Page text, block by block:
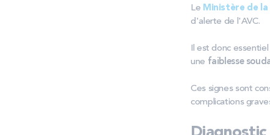
Le Ministère de la
d'alerte de l'AVC.
Il est donc
une faiblesse
Ces signes sont
complications